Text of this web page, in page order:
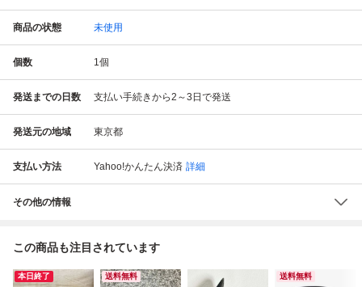
商品の状態 未使用
個数 1個
発送までの日数 支払い手続きから2～3日で発送
発送元の地域 東京都
支払い方法 Yahoo!かんたん決済 詳細
その他の情報
この商品も注目されています
本日終了 送料無料 送料無料